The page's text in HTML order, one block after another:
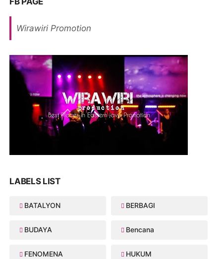
Wirawiri Promotion
LABELS LIST
BATALYON BERBAGI
BUDAYA Bencana
FENOMENA HUKUM